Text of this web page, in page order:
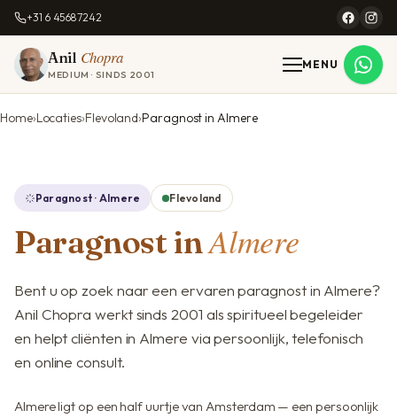
+31 6 45687242
Anil Chopra
MEDIUM · SINDS 2001
MENU
Home Locaties Flevoland Paragnost in Almere
Paragnost · Almere Flevoland
Paragnost inAlmere
Bent u op zoek naar een ervaren paragnost in Almere?
Anil Chopra werkt sinds 2001 als spiritueel begeleider
en helpt cliënten in Almere via persoonlijk, telefonisch
en online consult.
Almere ligt op een half uurtje van Amsterdam — een persoonlijk